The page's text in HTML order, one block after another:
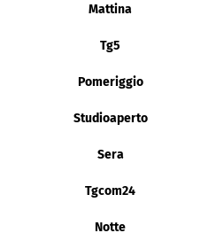
Mattina
Tg5
Pomeriggio
Studioaperto
Sera
Tgcom24
Notte